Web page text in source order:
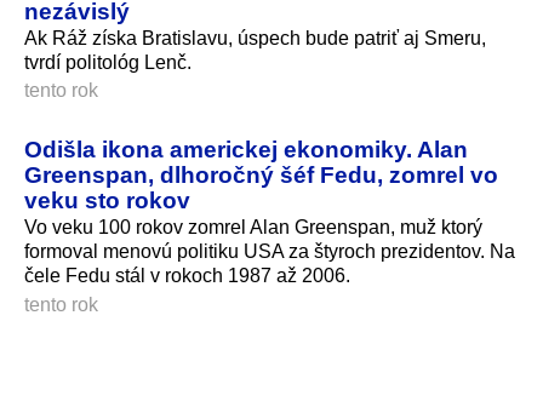
nezávislý
Ak Ráž získa Bratislavu, úspech bude patriť aj Smeru,
tvrdí politológ Lenč.
tento rok
Odišla ikona americkej ekonomiky. Alan
Greenspan, dlhoročný šéf Fedu, zomrel vo
veku sto rokov
Vo veku 100 rokov zomrel Alan Greenspan, muž ktorý
formoval menovú politiku USA za štyroch prezidentov. Na
čele Fedu stál v rokoch 1987 až 2006.
tento rok